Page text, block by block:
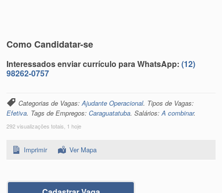
Como Candidatar-se
Interessados enviar currículo para WhatsApp:(12)
98262-0757
Categorias de Vagas:Ajudante Operacional. Tipos de Vagas:
Efetiva. Tags de Empregos:Caraguatatuba. Salários:A combinar.
292 visualizações totais, 1 hoje
Imprimir Ver Mapa